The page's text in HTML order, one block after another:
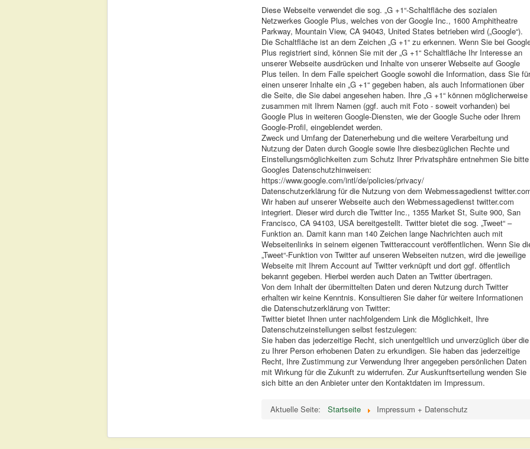
Diese Webseite verwendet die sog. „G +1“-Schaltfläche des sozialen
Netzwerkes Google Plus, welches von der Google Inc., 1600 Amphitheatre
Parkway, Mountain View, CA 94043, United States betrieben wird („Google“).
Die Schaltfläche ist an dem Zeichen „G +1“ zu erkennen. Wenn Sie bei
Plus registriert sind, können Sie mit der „G +1“ Schaltfläche Ihr Interesse an
unserer Webseite ausdrücken und Inhalte von unserer Webseite auf Google
Plus teilen. In dem Falle speichert Google sowohl die Information, dass Sie für
einen unserer Inhalte ein „G +1“ gegeben haben, als auch Informationen über
die Seite, die Sie dabei angesehen haben. Ihre „G +1“ können möglicherweise
zusammen mit Ihrem Namen (ggf. auch mit Foto - soweit vorhanden) bei
Google Plus in weiteren Google-Diensten, wie der Google Suche oder Ihrem
Google-Profil, eingeblendet werden.
Zweck und Umfang der Datenerhebung und die weitere Verarbeitung und
Nutzung der Daten durch Google sowie Ihre diesbezüglichen Rechte und
Einstellungsmöglichkeiten zum Schutz Ihrer Privatsphäre entnehmen Sie bitte
Googles Datenschutzhinweisen:
https://www.google.com/intl/de/policies/privacy/
Datenschutzerklärung für die Nutzung von dem Webmessagedienst
Wir haben auf unserer Webseite auch den Webmessagedienst twitter.com
integriert. Dieser wird durch die Twitter Inc., 1355 Market St, Suite 900, San
Francisco, CA 94103, USA bereitgestellt. Twitter bietet die sog. „Tweet“ –
Funktion an. Damit kann man 140 Zeichen lange Nachrichten auch mit
Webseitenlinks in seinem eigenen Twitteraccount veröffentlichen. Wenn Sie
„Tweet“-Funktion von Twitter auf unseren Webseiten nutzen, wird die jeweilige
Webseite mit Ihrem Account auf Twitter verknüpft und dort ggf. öffentlich
bekannt gegeben. Hierbei werden auch Daten an Twitter übertragen.
Von dem Inhalt der übermittelten Daten und deren Nutzung durch Twitter
erhalten wir keine Kenntnis. Konsultieren Sie daher für weitere Informationen
die Datenschutzerklärung von Twitter:
Twitter bietet Ihnen unter nachfolgendem Link die Möglichkeit, Ihre
Datenschutzeinstellungen selbst festzulegen:
Sie haben das jederzeitige Recht, sich unentgeltlich und unverzüglich über die
zu Ihrer Person erhobenen Daten zu erkundigen. Sie haben das jederzeitige
Recht, Ihre Zustimmung zur Verwendung Ihrer angegeben persönlichen Daten
mit Wirkung für die Zukunft zu widerrufen. Zur Auskunftserteilung wenden Sie
sich bitte an den Anbieter unter den Kontaktdaten im Impressum.
Aktuelle Seite: Startseite Impressum + Datenschutz